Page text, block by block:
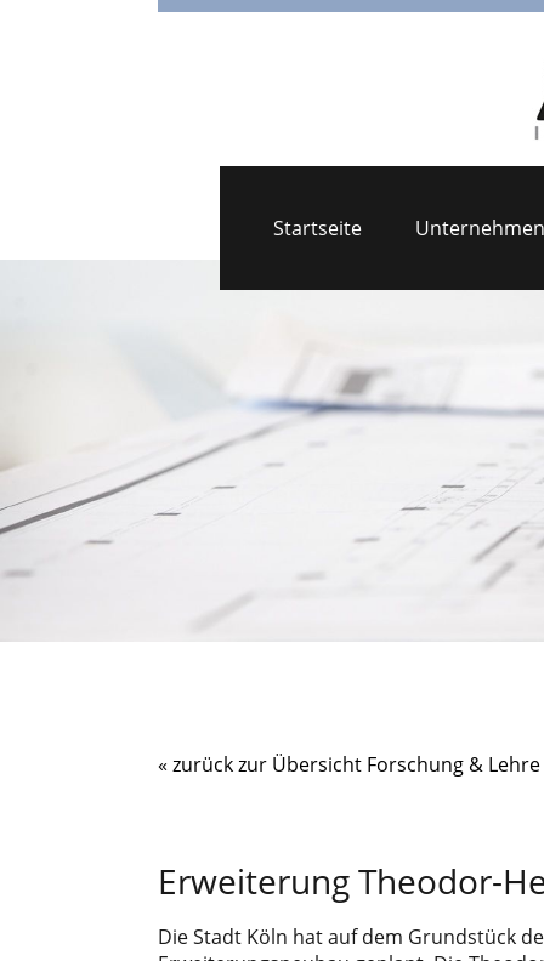
Startseite Unternehmen
« zurück zur Übersicht Forschung & Lehre
Erweiterung Theodor-
Die Stadt Köln hat auf dem Grundstück